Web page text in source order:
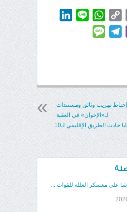
Email
Copy
Link
WhatsApp
Line
Viber
Telegram
إحباط تهريب وثائق ومستندات
لـ«الإخوان» في العقبة
ارتفاع عدد ضحايا حادث الطريق الإقليمي لـ10
على معسكر العللة للقوات ...